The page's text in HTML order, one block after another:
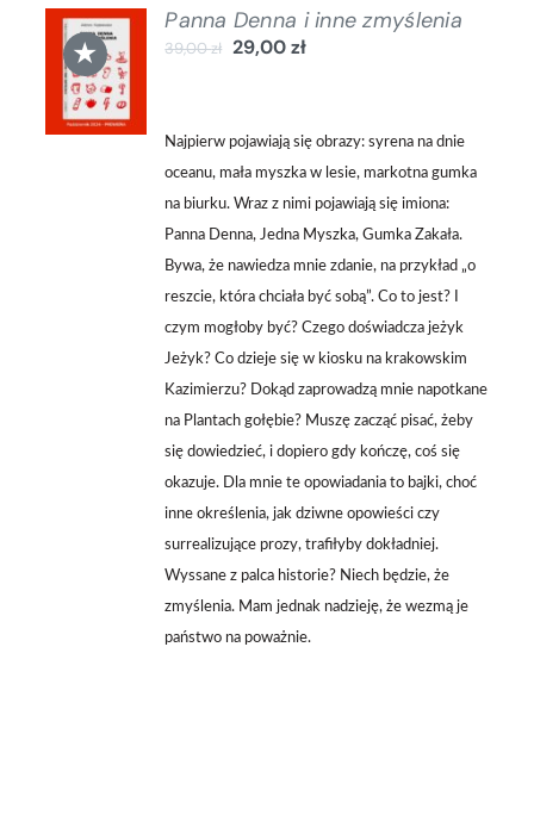
★
DODAJ
DO
KOSZYKA
/
SZCZEGÓŁY
Panna Denna i inne zmyślenia
39,00zł 29,00zł
Najpierw pojawiają się obrazy: syrena na dnie
oceanu, mała myszka w lesie, markotna gumka
na biurku. Wraz z nimi pojawiają się imiona:
Panna Denna, Jedna Myszka, Gumka Zakała.
Bywa, że nawiedza mnie zdanie, na przykład „o
reszcie, która chciała być sobą”. Co to jest? I
czym mogłoby być? Czego doświadcza jeżyk
Jeżyk? Co dzieje się w kiosku na krakowskim
Kazimierzu? Dokąd zaprowadzą mnie napotkane
na Plantach gołębie? Muszę zacząć pisać, żeby
się dowiedzieć, i dopiero gdy kończę, coś się
okazuje. Dla mnie te opowiadania to bajki, choć
inne określenia, jak dziwne opowieści czy
surrealizujące prozy, trafiłyby dokładniej.
Wyssane z palca historie? Niech będzie, że
zmyślenia. Mam jednak nadzieję, że wezmą je
państwo na poważnie.